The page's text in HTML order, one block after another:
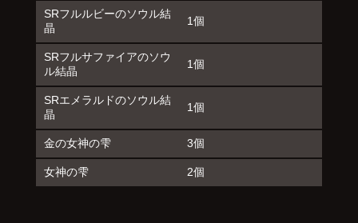
SRフルルビーのソウル結
晶
1個
SRフルサファイアのソウ
ル結晶
1個
SRエメラルドのソウル結
晶
1個
金の女神の雫 3個
女神の雫 2個